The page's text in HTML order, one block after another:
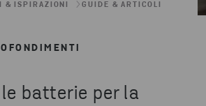
& ISPIRAZIONI GUIDE & ARTICOLI
batterie per la